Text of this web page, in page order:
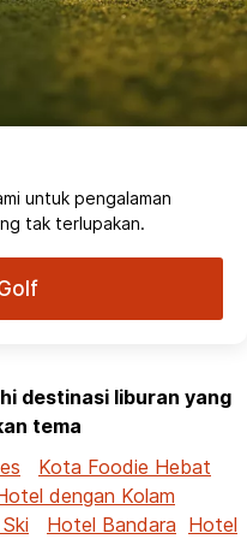
untuk pengalaman
tak terlupakan.
destinasi liburan yang
tema
Kota Foodie Hebat
dengan Kolam
Hotel Bandara Hotel